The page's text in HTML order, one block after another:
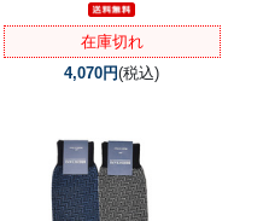
在庫切れ
4,070円(税込)